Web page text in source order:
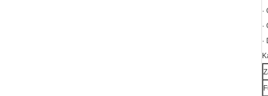
·
·
·